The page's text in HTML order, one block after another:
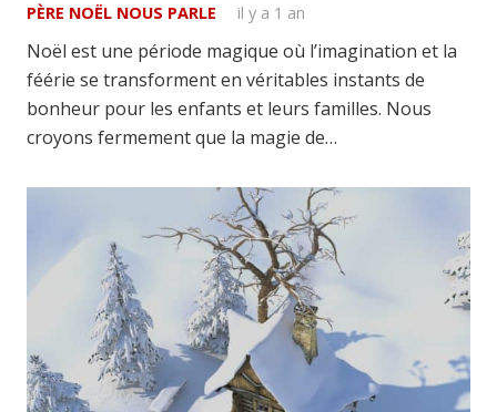
PÈRE NOËL NOUS PARLE il y a 1 an
Noël est une période magique où l’imagination et la
féérie se transforment en véritables instants de
bonheur pour les enfants et leurs familles. Nous
croyons fermement que la magie de…